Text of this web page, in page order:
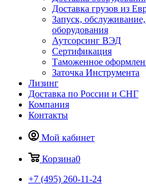
Доставка грузов из
Запуск,
оборудования
Аутсорсинг ВЭД
Сертификация
Таможенное
Заточка Инструмента
Лизинг
Доставка по России и СНГ
Компания
Контакты
Мой кабинет
Корзина0
+7 (495) 260-11-24